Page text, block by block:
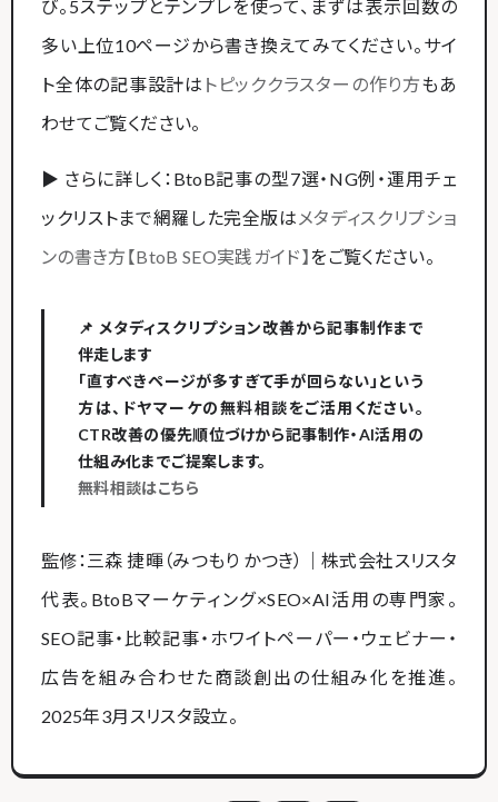
び。5ステップとテンプレを使って、まずは表示回数の
多い上位10ページから書き換えてみてください。サイ
ト全体の記事設計は トピッククラスターの作り方もあ
わせてご覧ください。
▶ さらに詳しく：BtoB記事の型7選・NG例・運用チェ
ックリストまで網羅した完全版は メタディスクリプショ
ンの書き方【BtoB SEO実践ガイド】をご覧ください。
📌 メタディスクリプション改善から記事制作まで
伴走します
「直すべきページが多すぎて手が回らない」という
方は、ドヤマーケの無料相談をご活用ください。
CTR改善の優先順位づけから記事制作・AI活用の
仕組み化までご提案します。
無料相談はこちら
監修：三森 捷暉（みつもり かつき）｜株式会社スリスタ
代表。BtoBマーケティング×SEO×AI活用の専門家。
SEO記事・比較記事・ホワイトペーパー・ウェビナー・
広告を組み合わせた商談創出の仕組み化を推進。
2025年3月スリスタ設立。